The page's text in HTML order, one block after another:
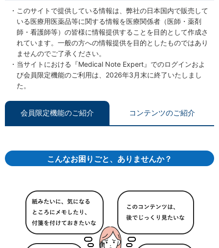
このサイトで提供している情報は、弊社の日本国内で販売して
いる医療用医薬品等に関する情報を医療関係者（医師・薬剤
師・看護師等）の皆様に情報提供することを目的として作成さ
れています。一般の方への情報提供を目的としたものではあり
ませんのでご了承ください。
当サイトにおける『Medical Note Expert』でのログインおよ
び会員限定機能のご利用は、2026年3月末に終了いたしまし
た。
会員限定機能のご紹介 コンテンツのご紹介
こんなお困りごと、ありませんか？